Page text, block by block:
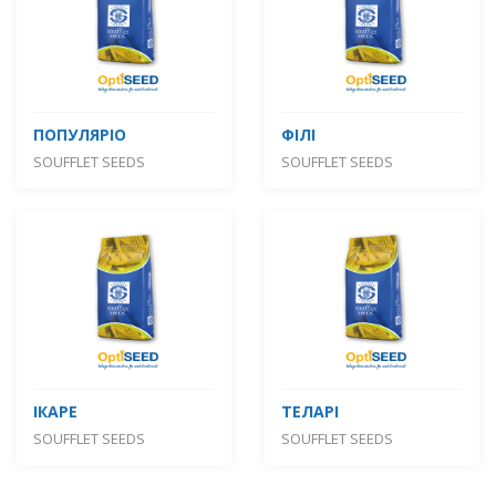
ПОПУЛЯРІО
SOUFFLET SEEDS
ФІЛІ
SOUFFLET SEEDS
ІКАРЕ
SOUFFLET SEEDS
ТЕЛАРІ
SOUFFLET SEEDS